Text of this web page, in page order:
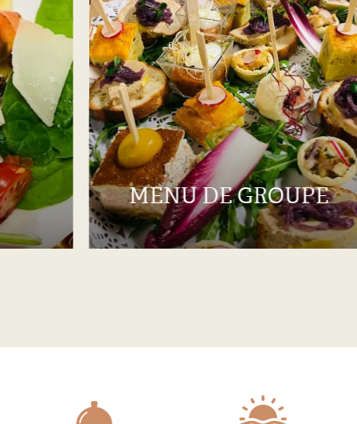
MENU DE GROUPE